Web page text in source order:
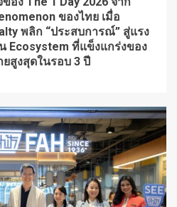
ของไทย เมื่อ
พลิก “ประสบการณ์” สู่แรง
Ecosystem ที่แข็งแกร่งของ
สูงสุดในรอบ 3 ปี